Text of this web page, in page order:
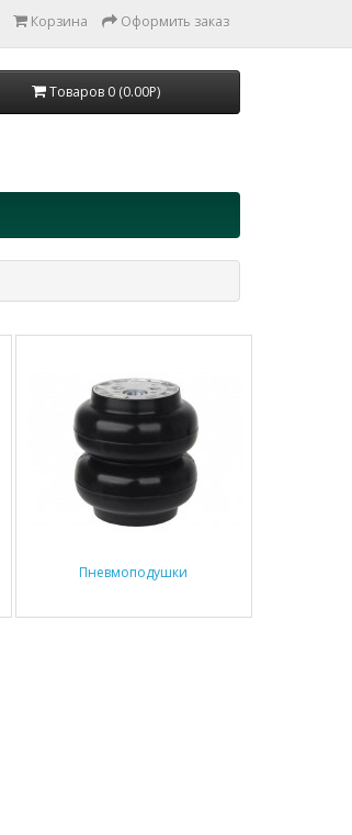
Корзина Оформить заказ
Товаров 0 (0.00Р)
Пневмоподушки